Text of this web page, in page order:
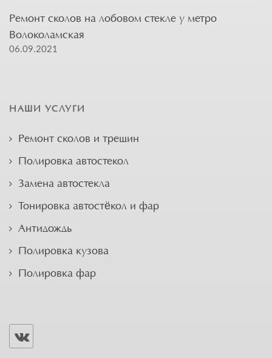
Ремонт сколов на лобовом стекле у метро
Волоколамская
06.09.2021
НАШИ УСЛУГИ
Ремонт сколов и трещин
Полировка автостекол
Замена автостекла
Тонировка автостёкол и фар
Антидождь
Полировка кузова
Полировка фар